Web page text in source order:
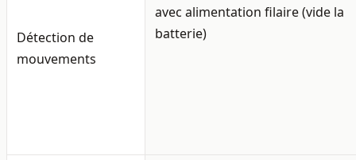
Détection de
mouvements
avec alimentation filaire(vide la
batterie)